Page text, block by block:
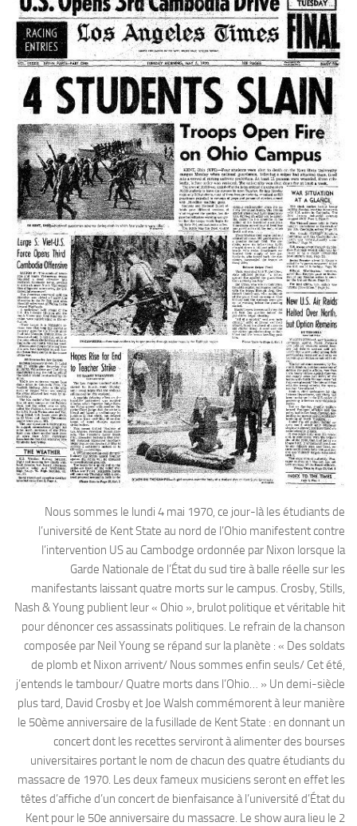
Nous sommes le lundi 4 mai 1970, ce jour-là les étudiants de
l’université de Kent State au nord de l’Ohio manifestent contre
l’intervention US au Cambodge ordonnée par Nixon lorsque la
Garde Nationale de l’État du sud tire à balle réelle sur les
manifestants laissant quatre morts sur le campus. Crosby, Stills,
Nash & Young publient leur « Ohio », brulot politique et véritable hit
pour dénoncer ces assassinats politiques. Le refrain de la chanson
composée par Neil Young se répand sur la planète : « Des soldats
de plomb et Nixon arrivent/ Nous sommes enfin seuls/ Cet été,
j’entends le tambour/ Quatre morts dans l’Ohio… » Un demi-siècle
plus tard, David Crosby et Joe Walsh commémorent à leur manière
le 50ème anniversaire de la fusillade de Kent State : en donnant un
concert dont les recettes serviront à alimenter des bourses
universitaires portant le nom de chacun des quatre étudiants du
massacre de 1970. Les deux fameux musiciens seront en effet les
têtes d’affiche d’un concert de bienfaisance à l’université d’État du
Kent pour le 50e anniversaire du massacre. Le show aura lieu le 2